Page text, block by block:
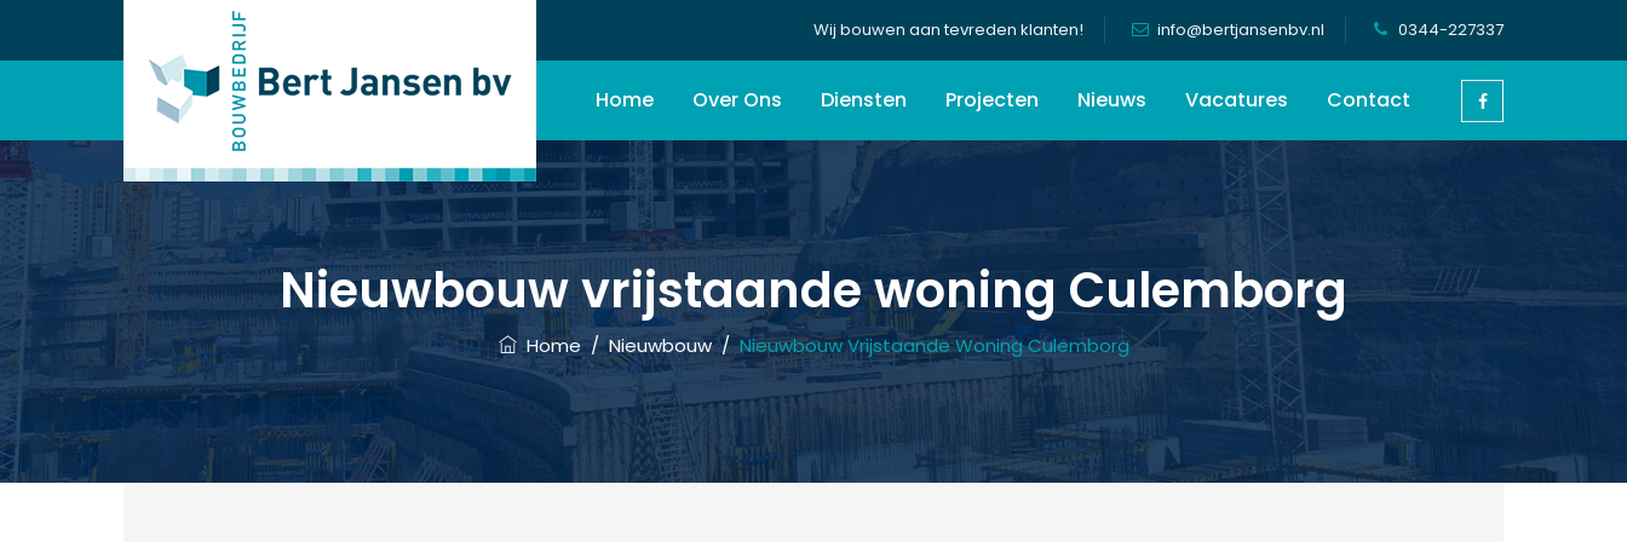
Wij bouwen aan tevreden klanten! info@bertjansenbv.nl 0344-227337
Home Over Ons Diensten Projecten Nieuws Vacatures Contact
Nieuwbouw vrijstaande woning Culemborg
Home/Nieuwbouw/Nieuwbouw Vrijstaande Woning Culemborg